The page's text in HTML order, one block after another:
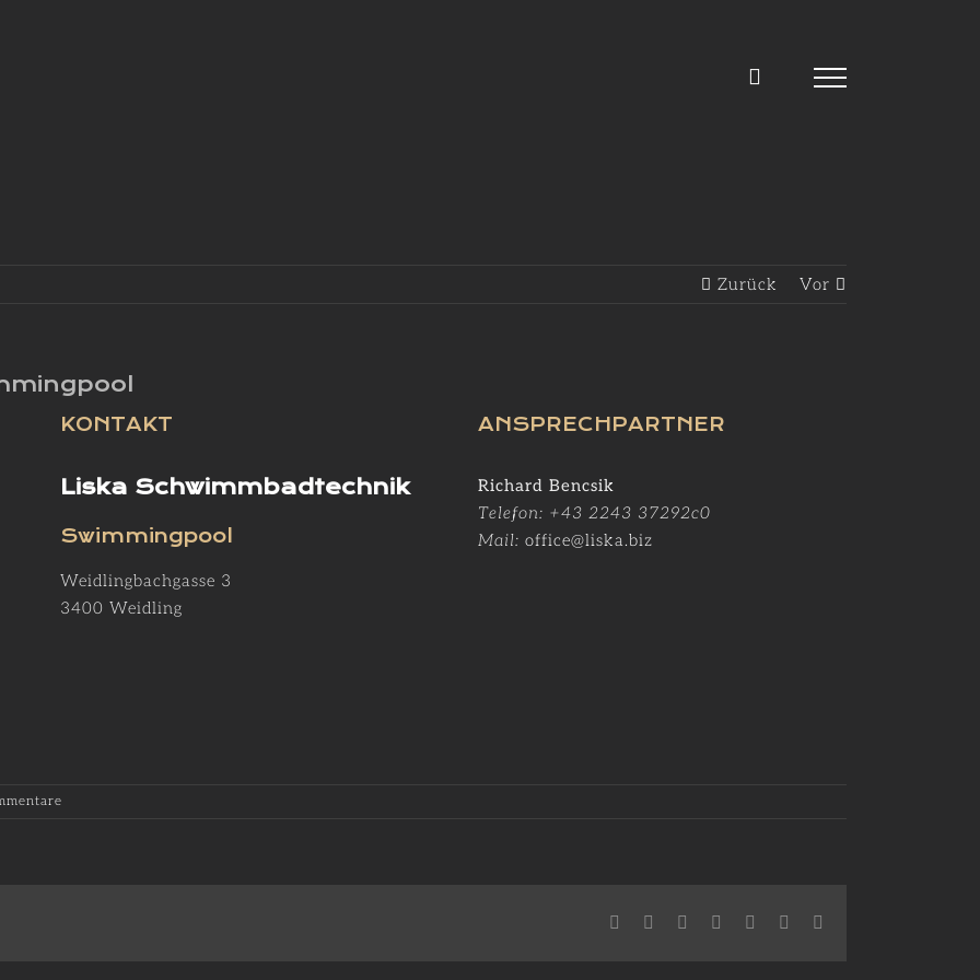
Zurück Vor
KONTAKT
Liska Schwimmbadtechnik
Swimmingpool
Weidlingbachgasse 3
3400 Weidling
ANSPRECHPARTNER
Richard Bencsik
Telefon: +43 2243 37292c0
Mail: office@liska.biz
Facebook RedditLinkedInWhatsApp
Pinterest